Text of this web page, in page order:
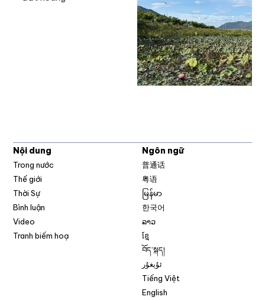
Nội dung
Trong nước
Thế giới
Thời Sự
Bình luận
Video
Tranh biếm hoạ
Ngôn ngữ
普通话
粤语
မြန်မာ
한국어
ລາວ
ខ្មែ
བོད་སྐད།
ئۇيغۇر
Tiếng Việt
English